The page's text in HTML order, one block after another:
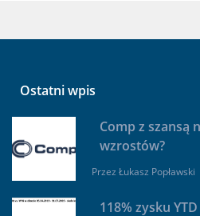
Ostatni wpis
Comp z szansą
wzrostów?
Przez Łukasz Popławski
118% zysku